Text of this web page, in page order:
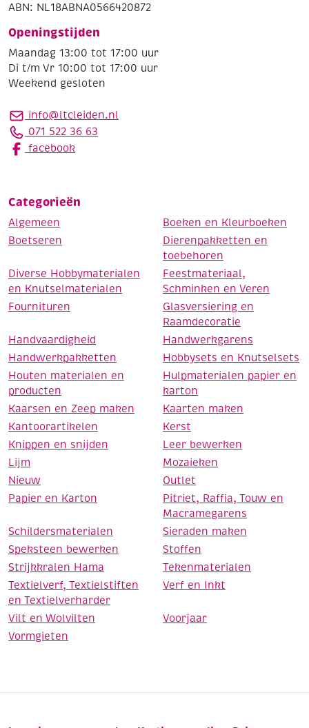
ABN: NL18ABNA0566420872
Openingstijden
Maandag 13:00 tot 17:00 uur
Di t/m Vr 10:00 tot 17:00 uur
Weekend gesloten
info@ltcleiden.nl
071 522 36 63
facebook
Categorieën
Algemeen
Boeken en Kleurboeken
Boetseren
Dierenpakketten en
toebehoren
Diverse Hobbymaterialen
en Knutselmaterialen
Feestmateriaal,
Schminken en Veren
Fournituren
Glasversiering en
Raamdecoratie
Handvaardigheid
Handwerkgarens
Handwerkpakketten
Hobbysets en Knutselsets
Houten materialen en
producten
Hulpmaterialen papier en
karton
Kaarsen en Zeep maken
Kaarten maken
Kantoorartikelen
Kerst
Knippen en snijden
Leer bewerken
Lijm
Mozaieken
Nieuw
Outlet
Papier en Karton
Pitriet, Raffia, Touw en
Macramegarens
Schildersmaterialen
Sieraden maken
Speksteen bewerken
Stoffen
Strijkkralen Hama
Tekenmaterialen
Textielverf, Textielstiften
en Textielverharder
Verf en Inkt
Vilt en Wolvilten
Voorjaar
Vormgieten